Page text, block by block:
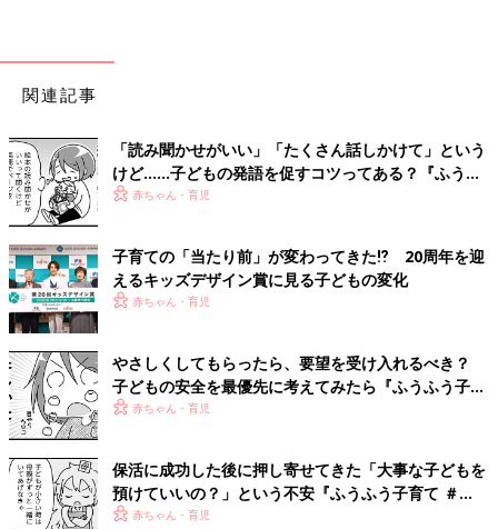
関連記事
「読み聞かせがいい」「たくさん話しかけて」という
けど……子どもの発語を促すコツってある？『ふうふ
う子育て ＃64』
赤ちゃん・育児
子育ての「当たり前」が変わってきた⁉ 20周年を迎
えるキッズデザイン賞に見る子どもの変化
赤ちゃん・育児
やさしくしてもらったら、要望を受け入れるべき？
子どもの安全を最優先に考えてみたら『ふうふう子育
て ＃59』
赤ちゃん・育児
保活に成功した後に押し寄せてきた「大事な子どもを
預けていいの？」という不安『ふうふう子育て ＃
60』赤ちゃん・育児